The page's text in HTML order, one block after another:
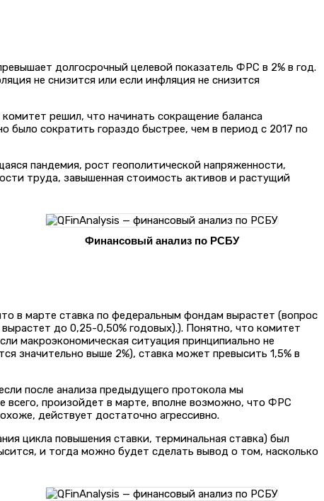
долгосрочный целевой показатель ФРС в 2% в год.
не снизится или если инфляция не снизится
решил, что начинать сокращение баланса
было сократить гораздо быстрее, чем в период с 2017 по
пандемия, рост геополитической напряженности,
труда, завышенная стоимость активов и растущий
Финансовый анализ по РСБУ
в марте ставка по федеральным фондам вырастет (вопрос
до 0,25-0,50% годовых).). Понятно, что комитет
макроэкономическая ситуация принципиально не
значительно выше 2%), ставка может превысить 1,5% в
после анализа предыдущего протокола мы
всего, произойдет в марте, вполне возможно, что ФРС
действует достаточно агрессивно.
цикла повышения ставки, терминальная ставка) был
и тогда можно будет сделать вывод о том, насколько